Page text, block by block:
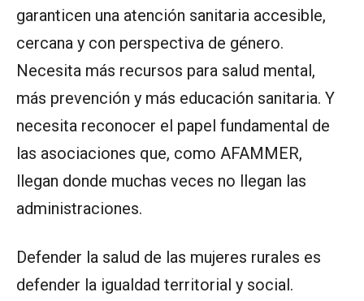
garanticen una atención sanitaria accesible,
cercana y con perspectiva de género.
Necesita más recursos para salud mental,
más prevención y más educación sanitaria. Y
necesita reconocer el papel fundamental de
las asociaciones que, como AFAMMER,
llegan donde muchas veces no llegan las
administraciones.
Defender la salud de las mujeres rurales es
defender la igualdad territorial y social.